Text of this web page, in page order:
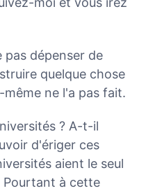
dépenser de
quelque chose
ne l'a pas fait.
? A-t-il
d'ériger ces
aient le seul
Pourtant à cette